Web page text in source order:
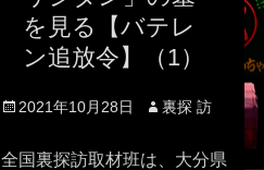
を見る【バテレ
ン追放令】（1）
Posted
2021年10月28日 Author
裏探 訪
全国裏探訪取材班は、大分県